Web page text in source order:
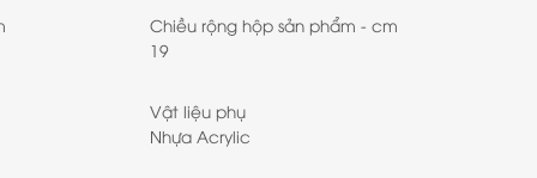
Chiều rộng hộp sản phẩm - cm
19
Vật liệu phụ
Nhựa Acrylic